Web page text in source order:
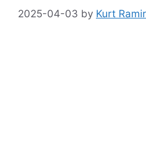
2025-04-03 by Kurt